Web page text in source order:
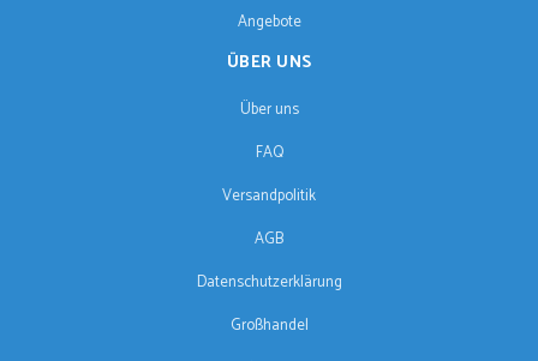
Angebote
ÜBER UNS
Über uns
FAQ
Versandpolitik
AGB
Datenschutzerklärung
Großhandel